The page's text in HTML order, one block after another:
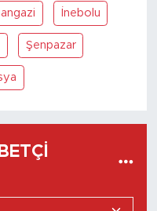
İnebolu
Şenpazar